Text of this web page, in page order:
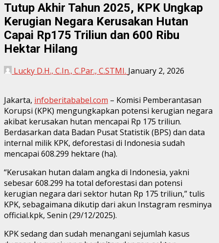
Tutup Akhir Tahun 2025, KPK Ungkap
Kerugian Negara Kerusakan Hutan
Capai Rp175 Triliun dan 600 Ribu
Hektar Hilang
Lucky D.H., C.In., C.Par., C.STMI. January 2, 2026
Jakarta, infoberitababel.com – Komisi Pemberantasan
Korupsi (KPK) mengungkapkan potensi kerugian negara
akibat kerusakan hutan mencapai Rp 175 triliun.
Berdasarkan data Badan Pusat Statistik (BPS) dan data
internal milik KPK, deforestasi di Indonesia sudah
mencapai 608.299 hektare (ha).
“Kerusakan hutan dalam angka di Indonesia, yakni
sebesar 608.299 ha total deforestasi dan potensi
kerugian negara dari sektor hutan Rp 175 triliun,” tulis
KPK, sebagaimana dikutip dari akun Instagram resminya
official.kpk, Senin (29/12/2025).
KPK sedang dan sudah menangani sejumlah kasus